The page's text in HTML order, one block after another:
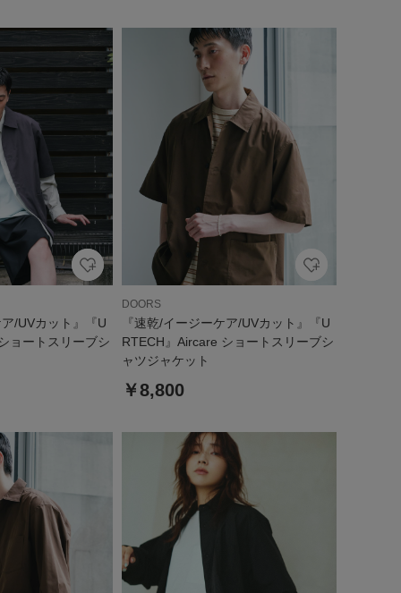
ア/UVカット』『U
ョートスリーブシ
DOORS
『速乾/イージーケア/UVカット』『U
RTECH』Aircare ショートスリーブシ
ャツジャケット
￥8,800